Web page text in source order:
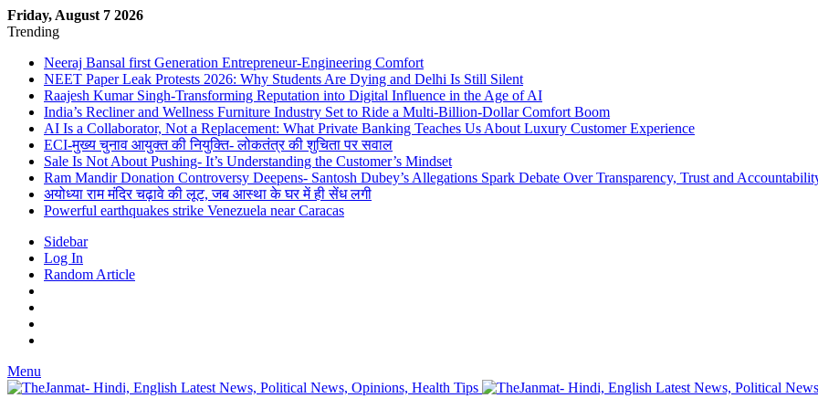
Friday, August 7 2026
Trending
Neeraj Bansal first Generation Entrepreneur-Engineering Comfort
NEET Paper Leak Protests 2026: Why Students Are Dying and Delhi Is Still Silent
Raajesh Kumar Singh-Transforming Reputation into Digital Influence in the Age of AI
India’s Recliner and Wellness Furniture Industry Set to Ride a Multi-Billion-Dollar Comfort Boom
AI Is a Collaborator, Not a Replacement: What Private Banking Teaches Us About Luxury Customer Experience
ECI-मुख्य चुनाव आयुक्त की नियुक्ति- लोकतंत्र की शुचिता पर सवाल
Sale Is Not About Pushing- It’s Understanding the Customer’s Mindset
Ram Mandir Donation Controversy Deepens- Santosh Dubey’s Allegations Spark Debate Over Transparency, Trust and
अयोध्या राम मंदिर चढ़ावे की लूट, जब आस्था के घर में ही सेंध लगी
Powerful earthquakes strike Venezuela near Caracas
Sidebar
Log In
Random Article
Menu